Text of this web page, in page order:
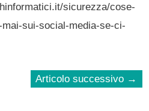
sicurezza/cose-
sui-social-media-se-ci-
Articolo successivo →